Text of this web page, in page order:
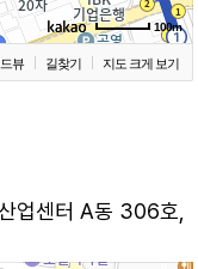
100m
뷰 길찾기 지도 크게 보기
업센터 A동 306호,